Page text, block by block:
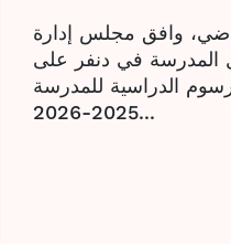
وافق مجلس إدارة
المدرسة في دنفر على
الدراسية للمدرسة
2025-2026...